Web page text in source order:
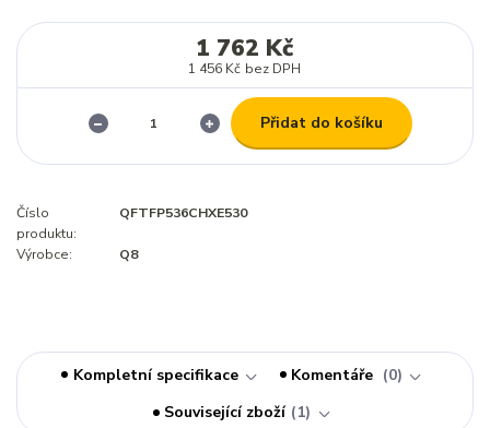
1 762 Kč
1 456 Kč bez DPH
Přidat do košíku
Číslo
produktu:
QFTFP536CHXE530
Výrobce: Q8
Kompletní specifikace Komentáře
0
Související zboží
1